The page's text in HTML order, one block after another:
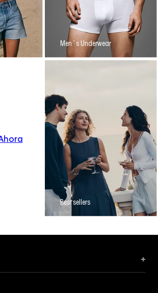
Men´s Underwear
Bestsellers
+